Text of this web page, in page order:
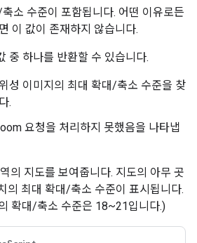
소 수준이 포함됩니다. 어떤 이유로든
이 값이 존재하지 않습니다.
중 하나를 반환할 수 있습니다.
성 이미지의 최대 확대/축소 수준을 찾
.
요청을 처리하지 못했음을 나타냅
의 지도를 보여줍니다. 지도의 아무 곳
의 최대 확대/축소 수준이 표시됩니다.
확대/축소 수준은 18~21입니다.)